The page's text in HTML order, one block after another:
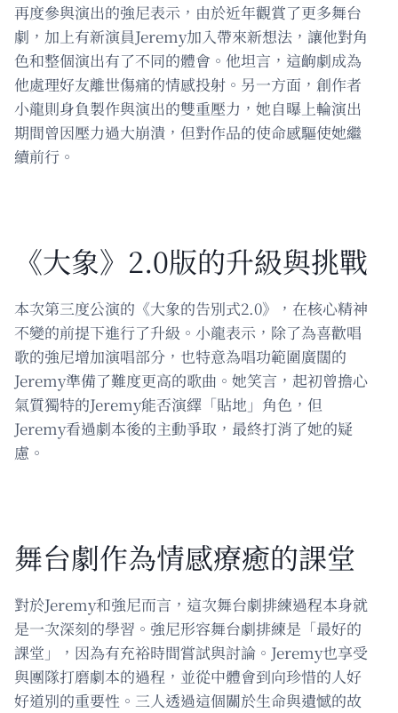
再度參與演出的強尼表示，由於近年觀賞了更多舞台
劇，加上有新演員Jeremy加入帶來新想法，讓他對角
色和整個演出有了不同的體會。他坦言，這齣劇成為
他處理好友離世傷痛的情感投射。另一方面，創作者
小龍則身負製作與演出的雙重壓力，她自曝上輪演出
期間曾因壓力過大崩潰，但對作品的使命感驅使她繼
續前行。
《大象》2.0版的升級與挑戰
本次第三度公演的《大象的告別式2.0》，在核心精神
不變的前提下進行了升級。小龍表示，除了為喜歡唱
歌的強尼增加演唱部分，也特意為唱功範圍廣闊的
Jeremy準備了難度更高的歌曲。她笑言，起初曾擔心
氣質獨特的Jeremy能否演繹「貼地」角色，但
Jeremy看過劇本後的主動爭取，最終打消了她的疑
慮。
舞台劇作為情感療癒的課堂
對於Jeremy和強尼而言，這次舞台劇排練過程本身就
是一次深刻的學習。強尼形容舞台劇排練是「最好的
課堂」，因為有充裕時間嘗試與討論。Jeremy也享受
與團隊打磨劇本的過程，並從中體會到向珍惜的人好
好道別的重要性。三人透過這個關於生命與遺憾的故